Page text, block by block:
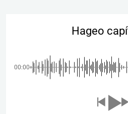
Hageo
00:00